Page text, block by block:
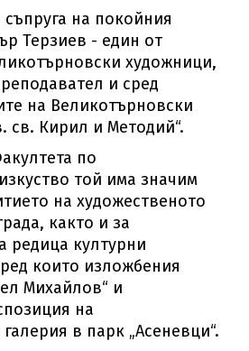
съпруга на покойния
Терзиев - един от
художници,
и сред
на Великотърновски
св. Кирил и Методий“.
по
той има значим
на художественото
както и за
редица културни
които изложбения
Михайлов“ и
на
в парк „Асеневци“.